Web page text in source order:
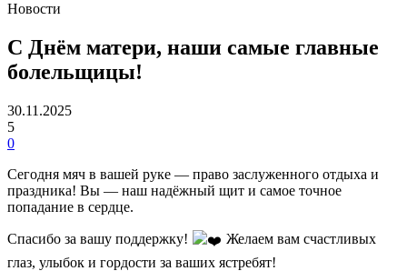
Новости
С Днём матери, наши самые главные
болельщицы!
30.11.2025
5
0
Сегодня мяч в вашей руке — право заслуженного отдыха и
праздника! Вы — наш надёжный щит и самое точное
попадание в сердце.
Спасибо за вашу поддержку!
Желаем вам счастливых
глаз, улыбок и гордости за ваших ястребят!